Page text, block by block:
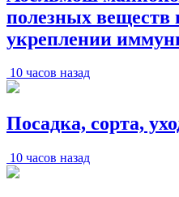
полезных веществ
укреплении
10 часов назад
Посадка, сорта,
10 часов назад